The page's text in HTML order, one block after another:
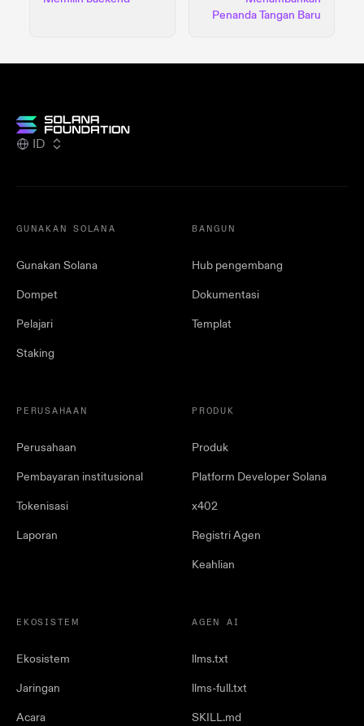
Penanda Tangan Baru
ID
GUNAKAN SOLANA
Gunakan Solana
Dompet
Pelajari
Staking
BANGUN
Hub pengembang
Dokumentasi
Templat
PERUSAHAAN
Perusahaan
Pembayaran institusional
Tokenisasi
Laporan
PRODUK
Produk
Platform Developer Solana
x402
Registri Agen
Keahlian
EKOSISTEM
Ekosistem
Jaringan
Acara
AGEN AI
llms.txt
llms-full.txt
SKILL.md